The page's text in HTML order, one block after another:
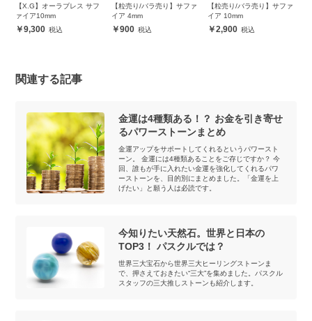
【X.G】オーラブレス サフ
ァイア10mm
9,300
【粒売り/バラ売り】サファ
イア 4mm
900
【粒売り/バラ売り】サファ
イア 10mm
2,900
関連する記事
金運は4種類ある！？ お金を引き寄せ
るパワーストーンまとめ
金運アップをサポートしてくれるというパワースト
ーン。 金運には4種類あることをご存じですか？ 今
回、誰もが手に入れたい金運を強化してくれるパワ
ーストーンを、目的別にまとめました。「金運を上
げたい」と願う人は必読です。
今知りたい天然石。世界と日本の
TOP3！ パスクルでは？
世界三大宝石から世界三大ヒーリングストーンま
で、押さえておきたい“三大”を集めました。パスクル
スタッフの三大推しストーンも紹介します。